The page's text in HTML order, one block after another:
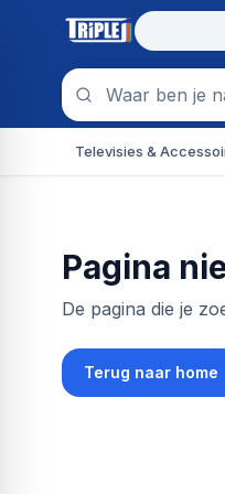
Televisies &
Pagina
De pagina die je
Terug naar home